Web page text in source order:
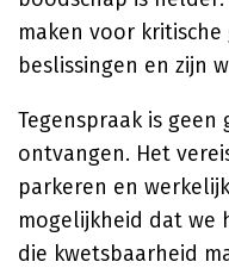
maken voor
beslissingen en zijn
Tegenspraak is geen
ontvangen. Het
parkeren en
mogelijkheid dat we
die kwetsbaarheid